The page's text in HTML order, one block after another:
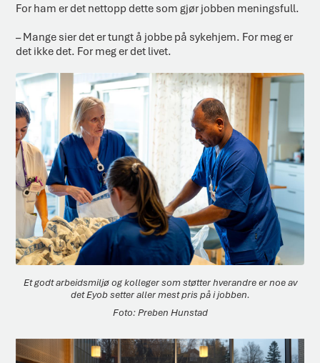
For ham er det nettopp dette som gjør jobben meningsfull.
– Mange sier det er tungt å jobbe på sykehjem. For meg er
det ikke det. For meg er det livet.
Et godt arbeidsmiljø og kolleger som støtter hverandre er noe av
det Eyob setter aller mest pris på i jobben.
Preben Hunstad